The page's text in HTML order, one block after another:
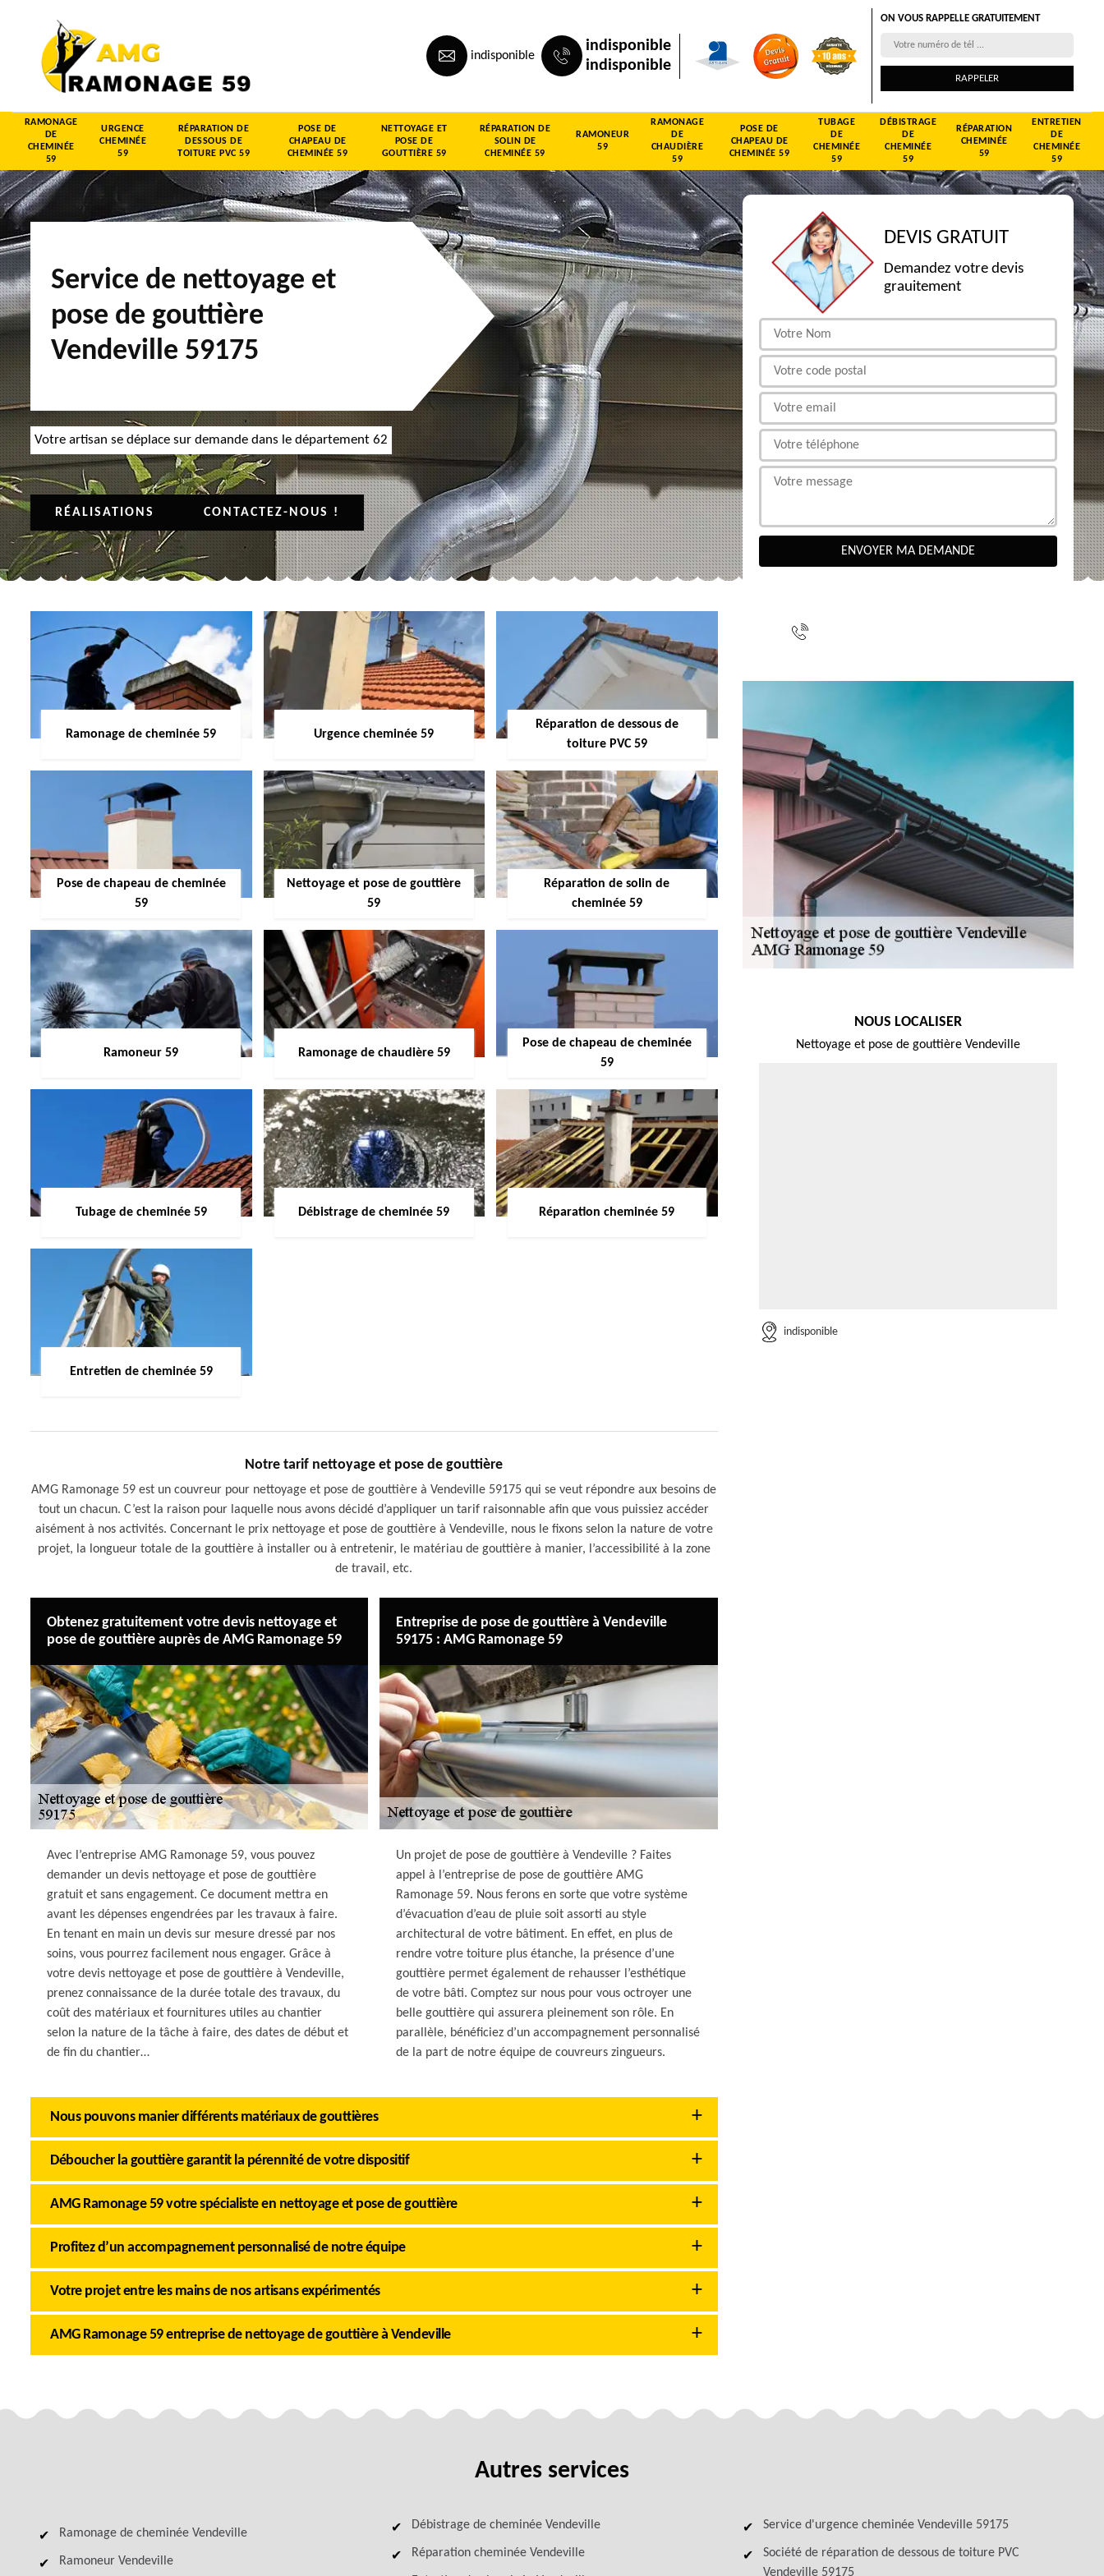
indisponible
indisponible
indisponible
ON VOUS RAPPELLE GRATUITEMENT
RAMONAGE
DE
CHEMINÉE
59
URGENCE
CHEMINÉE
59
RÉPARATION DE
DESSOUS DE
TOITURE PVC 59
POSE DE
CHAPEAU DE
CHEMINÉE 59
NETTOYAGE ET
POSE DE
GOUTTIÈRE 59
RÉPARATION DE
SOLIN DE
CHEMINÉE 59
RAMONEUR
59
RAMONAGE
DE
CHAUDIÈRE
59
POSE DE
CHAPEAU DE
CHEMINÉE 59
TUBAGE
DE
CHEMINÉE
59
DÉBISTRAGE
DE
CHEMINÉE
59
RÉPARATION
CHEMINÉE
59
ENTRETIEN
DE
CHEMINÉE
59
Service de nettoyage et
pose de gouttière
Vendeville 59175
Votre artisan se déplace sur demande dans le département 62
RÉALISATIONS CONTACTEZ-NOUS !
Ramonage de cheminée 59 Urgence cheminée 59
Réparation de dessous de
toiture PVC 59
Pose de chapeau de cheminée
59
Nettoyage et pose de gouttière
59
Réparation de solin de
cheminée 59
Ramoneur 59 Ramonage de chaudière 59
Pose de chapeau de cheminée
59
Tubage de cheminée 59 Débistrage de cheminée 59 Réparation cheminée 59
Entretien de cheminée 59
Notre tarif nettoyage et pose de gouttière
AMG Ramonage 59 est un couvreur pour nettoyage et pose de gouttière à Vendeville 59175 qui se veut répondre aux besoins de
tout un chacun. C’est la raison pour laquelle nous avons décidé d’appliquer un tarif raisonnable afin que vous puissiez accéder
aisément à nos activités. Concernant le prix nettoyage et pose de gouttière à Vendeville, nous le fixons selon la nature de votre
projet, la longueur totale de la gouttière à installer ou à entretenir, le matériau de gouttière à manier, l’accessibilité à la zone
de travail, etc.
Obtenez gratuitement votre devis nettoyage et
pose de gouttière auprès de AMG Ramonage 59
Avec l’entreprise AMG Ramonage 59, vous pouvez
demander un devis nettoyage et pose de gouttière
gratuit et sans engagement. Ce document mettra en
avant les dépenses engendrées par les travaux à faire.
En tenant en main un devis sur mesure dressé par nos
soins, vous pourrez facilement nous engager. Grâce à
votre devis nettoyage et pose de gouttière à Vendeville,
prenez connaissance de la durée totale des travaux, du
coût des matériaux et fournitures utiles au chantier
selon la nature de la tâche à faire, des dates de début et
de fin du chantier…
Entreprise de pose de gouttière à Vendeville
59175 : AMG Ramonage 59
Un projet de pose de gouttière à Vendeville ? Faites
appel à l’entreprise de pose de gouttière AMG
Ramonage 59. Nous ferons en sorte que votre système
d’évacuation d’eau de pluie soit assorti au style
architectural de votre bâtiment. En effet, en plus de
rendre votre toiture plus étanche, la présence d’une
gouttière permet également de rehausser l’esthétique
de votre bâti. Comptez sur nous pour vous octroyer une
belle gouttière qui assurera pleinement son rôle. En
parallèle, bénéficiez d’un accompagnement personnalisé
de la part de notre équipe de couvreurs zingueurs.
Nous pouvons manier différents matériaux de gouttières
Déboucher la gouttière garantit la pérennité de votre dispositif
AMG Ramonage 59 votre spécialiste en nettoyage et pose de gouttière
Profitez d’un accompagnement personnalisé de notre équipe
Votre projet entre les mains de nos artisans expérimentés
AMG Ramonage 59 entreprise de nettoyage de gouttière à Vendeville
DEVIS GRATUIT
Demandez votre devis
grauitement
NOUS LOCALISER
Nettoyage et pose de gouttière Vendeville
indisponible
Autres services
Ramonage de cheminée Vendeville
Ramoneur Vendeville
Débistrage de cheminée Vendeville
Réparation cheminée Vendeville
Service d'urgence cheminée Vendeville 59175
Société de réparation de dessous de toiture PVC
Vendeville 59175